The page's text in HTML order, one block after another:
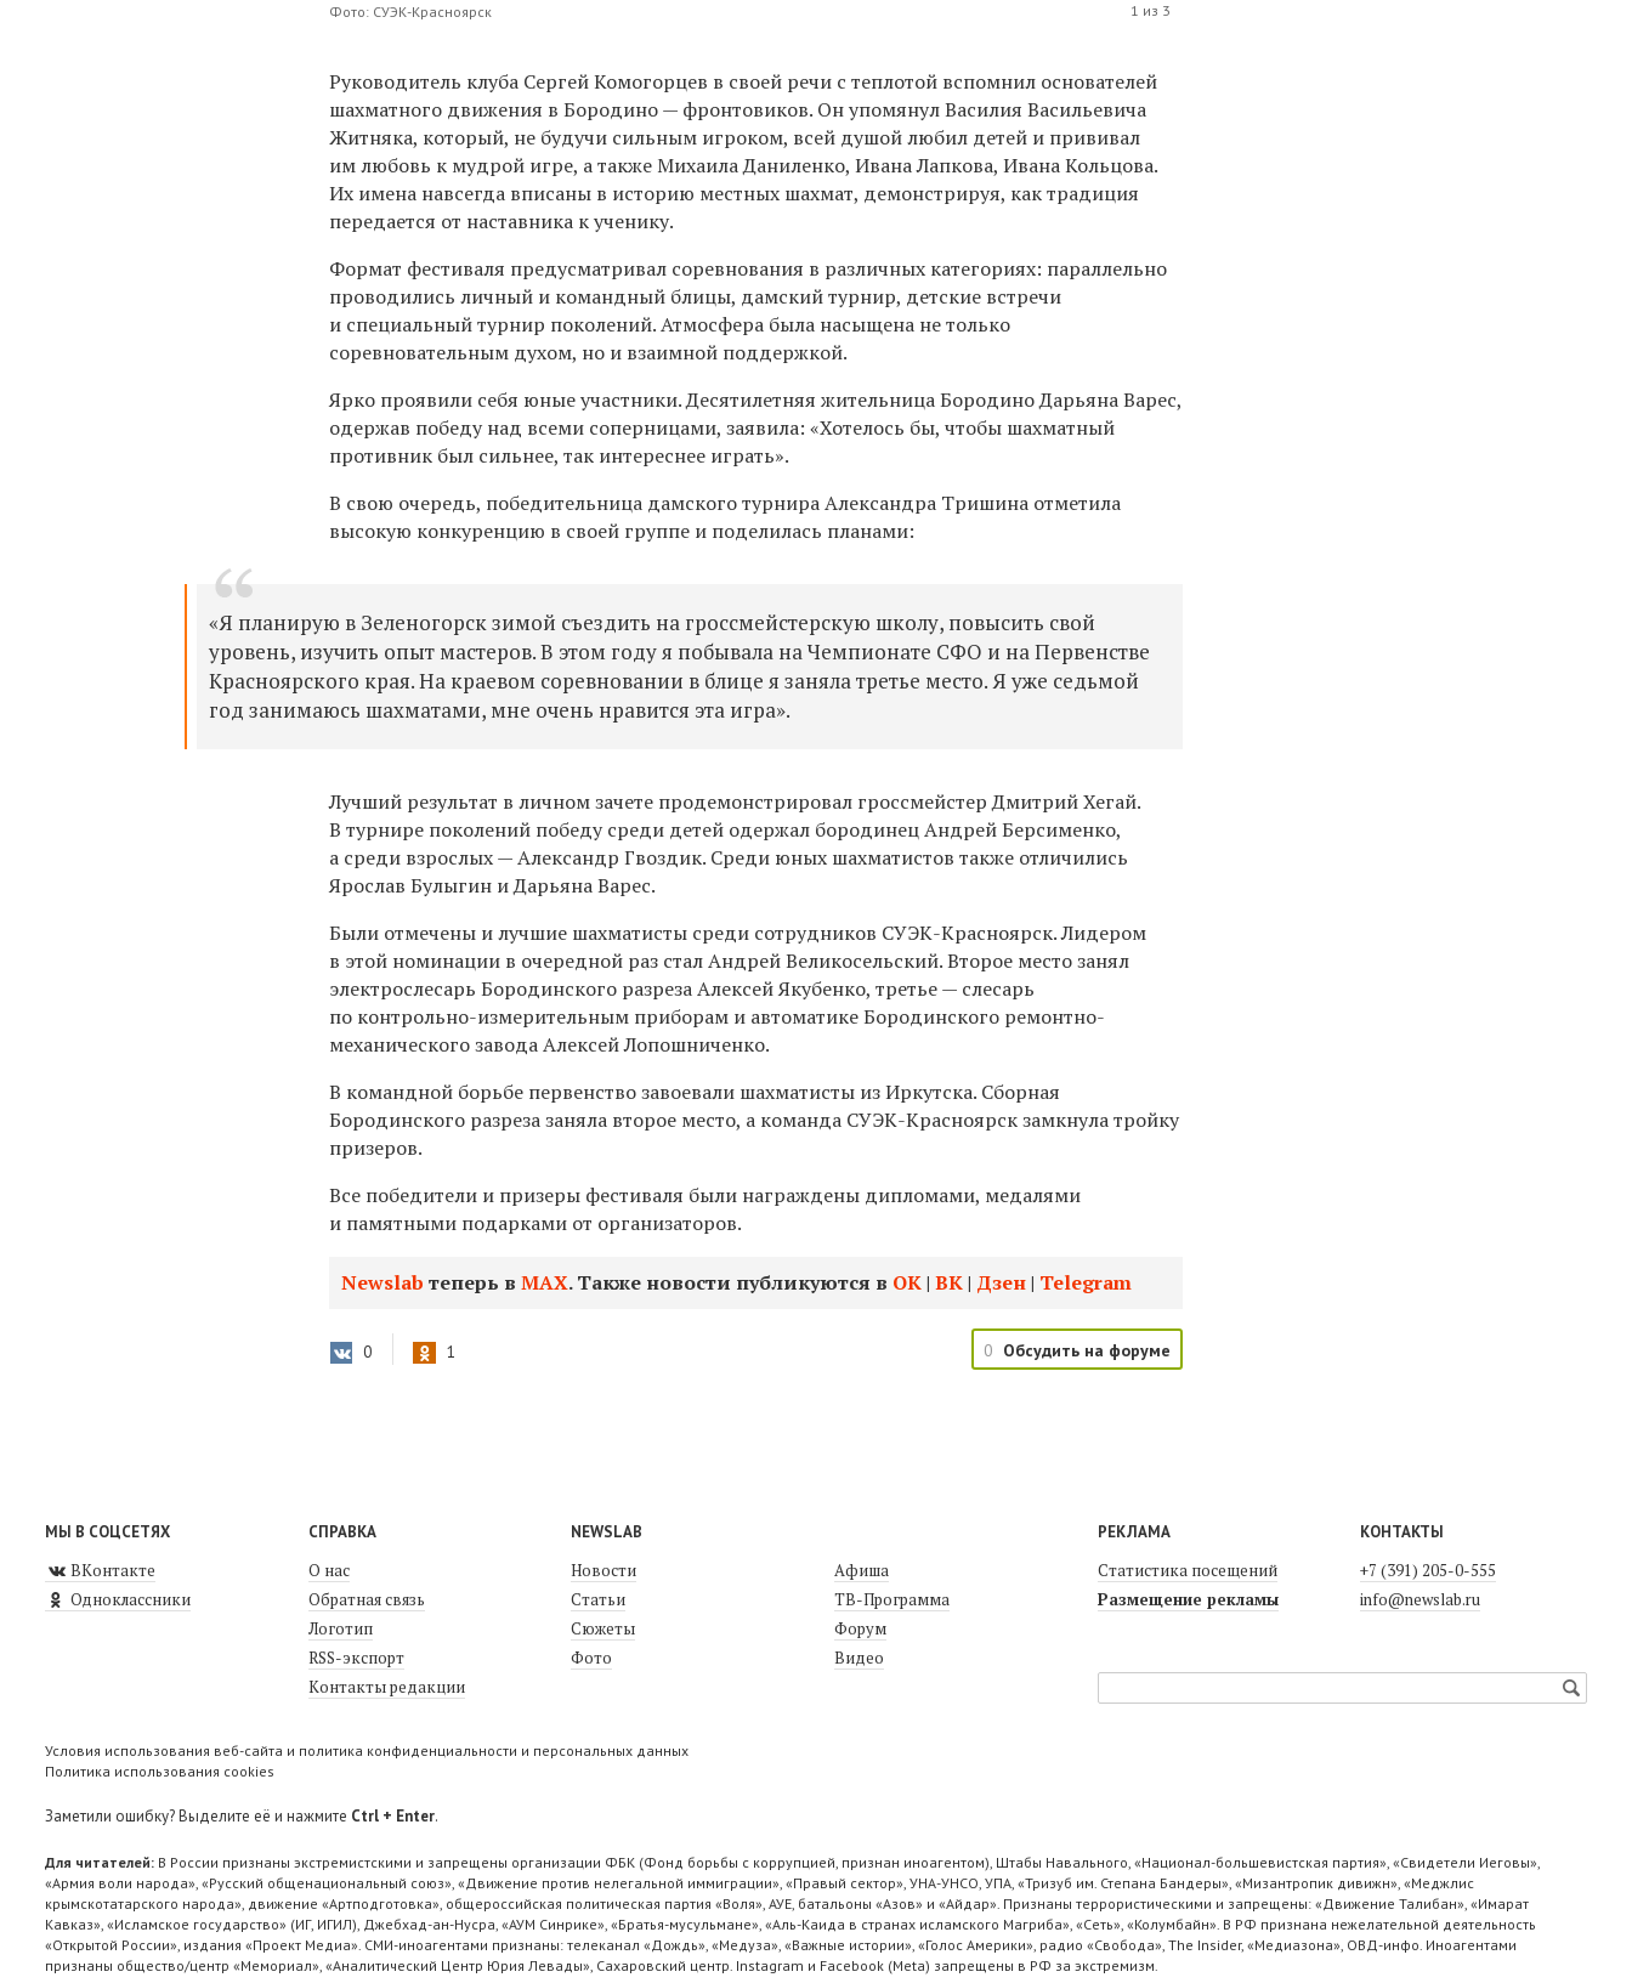
Фото: СУЭК-Красноярск 1 из 3
Руководитель клуба Сергей Комогорцев в своей речи с теплотой вспомнил основателей
шахматного движения в Бородино — фронтовиков. Он упомянул Василия Васильевича
Житняка, который, не будучи сильным игроком, всей душой любил детей и прививал
им любовь к мудрой игре, а также Михаила Даниленко, Ивана Лапкова, Ивана Кольцова.
Их имена навсегда вписаны в историю местных шахмат, демонстрируя, как традиция
передается от наставника к ученику.
Формат фестиваля предусматривал соревнования в различных категориях: параллельно
проводились личный и командный блицы, дамский турнир, детские встречи
и специальный турнир поколений. Атмосфера была насыщена не только
соревновательным духом, но и взаимной поддержкой.
Ярко проявили себя юные участники. Десятилетняя жительница Бородино Дарьяна Варес,
одержав победу над всеми соперницами, заявила: «Хотелось бы, чтобы шахматный
противник был сильнее, так интереснее играть».
В свою очередь, победительница дамского турнира Александра Тришина отметила
высокую конкуренцию в своей группе и поделилась планами:
«Я планирую в Зеленогорск зимой съездить на гроссмейстерскую школу, повысить свой
уровень, изучить опыт мастеров. В этом году я побывала на Чемпионате СФО и на Первенстве
Красноярского края. На краевом соревновании в блице я заняла третье место. Я уже седьмой
год занимаюсь шахматами, мне очень нравится эта игра».
Лучший результат в личном зачете продемонстрировал гроссмейстер Дмитрий Хегай.
В турнире поколений победу среди детей одержал бородинец Андрей Берсименко,
а среди взрослых — Александр Гвоздик. Среди юных шахматистов также отличились
Ярослав Булыгин и Дарьяна Варес.
Были отмечены и лучшие шахматисты среди сотрудников СУЭК-Красноярск. Лидером
в этой номинации в очередной раз стал Андрей Великосельский. Второе место занял
электрослесарь Бородинского разреза Алексей Якубенко, третье — слесарь
по контрольно-измерительным приборам и автоматике Бородинского ремонтно-
механического завода Алексей Лопошниченко.
В командной борьбе первенство завоевали шахматисты из Иркутска. Сборная
Бородинского разреза заняла второе место, а команда СУЭК-Красноярск замкнула тройку
призеров.
Все победители и призеры фестиваля были награждены дипломами, медалями
и памятными подарками от организаторов.
Newslab теперь вМАХ. Также новости публикуются в ОК| ВК| Дзен| Telegram
0 1 0 Обсудить на форуме
МЫ В СОЦСЕТЯХ
ВКонтакте
Одноклассники
СПРАВКА
О нас
Обратная связь
Логотип
RSS-экспорт
Контакты редакции
NEWSLAB
Новости
Статьи
Сюжеты
Фото
Афиша
ТВ-Программа
Форум
Видео
РЕКЛАМА
Статистика посещений
Размещение рекламы
КОНТАКТЫ
+7 (391) 205-0-555
info@newslab.ru
Условия использования веб-сайта и политика конфиденциальности и персональных данных
Политика использования cookies
Заметили ошибку? Выделите её и нажмите Ctrl + Enter.
Для читателей: В России признаны экстремистскими и запрещены организации ФБК (Фонд борьбы с коррупцией, признан иноагентом), Штабы Навального, «Национал-большевистская партия», «Свидетели Иеговы»,
«Армия воли народа», «Русский общенациональный союз», «Движение против нелегальной иммиграции», «Правый сектор», УНА-УНСО, УПА, «Тризуб им. Степана Бандеры», «Мизантропик дивижн», «Меджлис
крымскотатарского народа», движение «Артподготовка», общероссийская политическая партия «Воля», АУЕ, батальоны «Азов» и «Айдар». Признаны террористическими и запрещены: «Движение Талибан», «Имарат
Кавказ», «Исламское государство» (ИГ, ИГИЛ), Джебхад-ан-Нусра, «АУМ Синрике», «Братья-мусульмане», «Аль-Каида в странах исламского Магриба», «Сеть», «Колумбайн». В РФ признана нежелательной деятельность
«Открытой России», издания «Проект Медиа». СМИ-иноагентами признаны: телеканал «Дождь», «Медуза», «Важные истории», «Голос Америки», радио «Свобода», The Insider, «Медиазона», ОВД-инфо. Иноагентами
признаны общество/центр «Мемориал», «Аналитический Центр Юрия Левады», Сахаровский центр. Instagram и Facebook (Metа) запрещены в РФ за экстремизм.